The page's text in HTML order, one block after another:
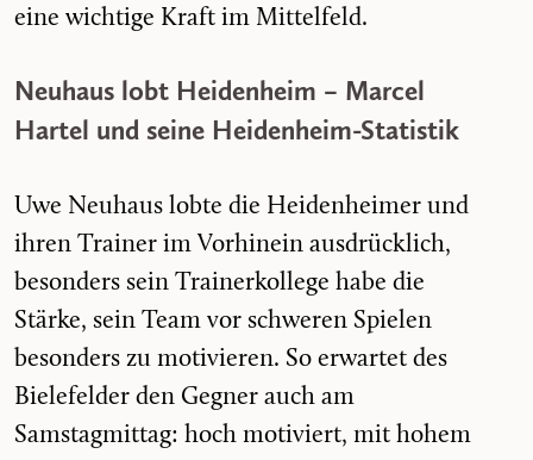
eine wichtige Kraft im Mittelfeld.
Neuhaus lobt Heidenheim – Marcel
Hartel und seine Heidenheim-Statistik
Uwe Neuhaus lobte die Heidenheimer und
ihren Trainer im Vorhinein ausdrücklich,
besonders sein Trainerkollege habe die
Stärke, sein Team vor schweren Spielen
besonders zu motivieren. So erwartet des
Bielefelder den Gegner auch am
Samstagmittag: hoch motiviert, mit hohem